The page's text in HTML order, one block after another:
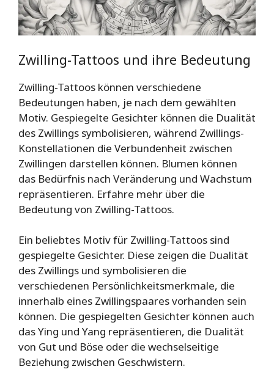
Zwilling-Tattoos und ihre Bedeutung
Zwilling-Tattoos können verschiedene
Bedeutungen haben, je nach dem gewählten
Motiv. Gespiegelte Gesichter können die Dualität
des Zwillings symbolisieren, während Zwillings-
Konstellationen die Verbundenheit zwischen
Zwillingen darstellen können. Blumen können
das Bedürfnis nach Veränderung und Wachstum
repräsentieren. Erfahre mehr über die
Bedeutung von Zwilling-Tattoos.
Ein beliebtes Motiv für Zwilling-Tattoos sind
gespiegelte Gesichter. Diese zeigen die Dualität
des Zwillings und symbolisieren die
verschiedenen Persönlichkeitsmerkmale, die
innerhalb eines Zwillingspaares vorhanden sein
können. Die gespiegelten Gesichter können auch
das Ying und Yang repräsentieren, die Dualität
von Gut und Böse oder die wechselseitige
Beziehung zwischen Geschwistern.